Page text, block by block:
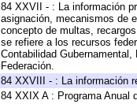
84 XXVII - : La información
asignación, mecanismos de
concepto de multas,
se refiere a los recursos
Contabilidad
Federación.
84 XXVIII - : La información
84 XXIX A : Programa Anual